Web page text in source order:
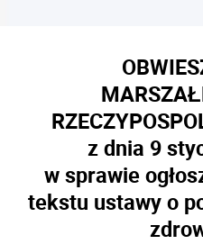
z dnia 9
w sprawie
tekstu ustawy o